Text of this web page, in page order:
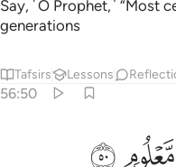
Say, ˹O Prophet,˺ “Most
generations
Tafsirs Lessons
56:50
ﳛﳜ